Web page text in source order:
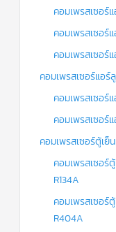
คอมเพรสเซอร์
คอมเพรสเซอร์
คอมเพรสเซอร์
คอมเพรสเซอร์แอร์
คอมเพรสเซอร์
คอมเพรสเซอร์
คอมเพรสเซอร์ตู้เย็
คอมเพรสเซอร์
R134A
คอมเพรสเซอร์
R404A